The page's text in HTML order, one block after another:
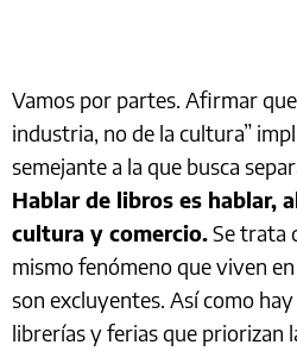
Vamos por partes. Afirmar que
industria, no de la cultura”
semejante a la que busca
Hablar de libros es hablar,
cultura y comercio.Se trata
mismo fenómeno que viven
son excluyentes. Así como
librerías y ferias que priorizan